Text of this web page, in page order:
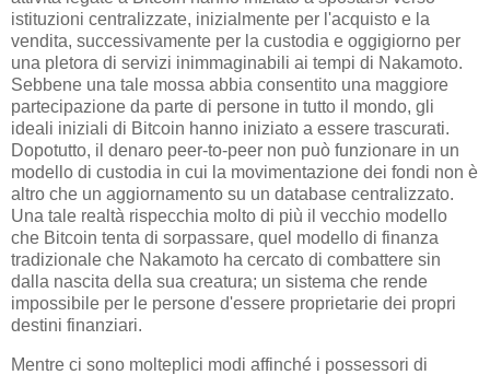
istituzioni centralizzate, inizialmente per l'acquisto e la
vendita, successivamente per la custodia e oggigiorno per
una pletora di servizi inimmaginabili ai tempi di Nakamoto.
Sebbene una tale mossa abbia consentito una maggiore
partecipazione da parte di persone in tutto il mondo, gli
ideali iniziali di Bitcoin hanno iniziato a essere trascurati.
Dopotutto, il denaro peer-to-peer non può funzionare in un
modello di custodia in cui la movimentazione dei fondi non è
altro che un aggiornamento su un database centralizzato.
Una tale realtà rispecchia molto di più il vecchio modello
che Bitcoin tenta di sorpassare, quel modello di finanza
tradizionale che Nakamoto ha cercato di combattere sin
dalla nascita della sua creatura; un sistema che rende
impossibile per le persone d'essere proprietarie dei propri
destini finanziari.
Mentre ci sono molteplici modi affinché i possessori di